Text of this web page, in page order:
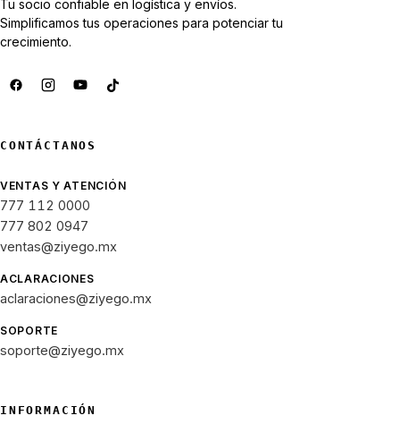
Tu socio confiable en logística y envíos.
Simplificamos tus operaciones para potenciar tu
crecimiento.
CONTÁCTANOS
VENTAS Y ATENCIÓN
777 112 0000
777 802 0947
ventas@ziyego.mx
ACLARACIONES
aclaraciones@ziyego.mx
SOPORTE
soporte@ziyego.mx
INFORMACIÓN